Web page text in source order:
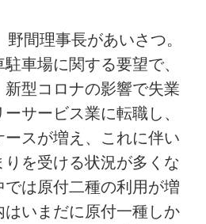
間理事長があいさつ。
駐車場に関する要望で、
型コロナの影響で失業
サービス業に転職し、
スが増え、これに伴い
を受ける状況が多くな
では原付二種の利用が増
はいまだに原付一種しか